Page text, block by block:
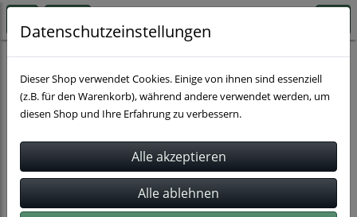
Sie haben gesucht nach: 'NORMA'
Sortierung wählen
Produkte je Seite
Datenschutzeinstellungen
Dieser Shop verwendet Cookies. Einige von ihnen sind essenziell
(z.B. für den Warenkorb), während andere verwendet werden, um
diesen Shop und Ihre Erfahrung zu verbessern.